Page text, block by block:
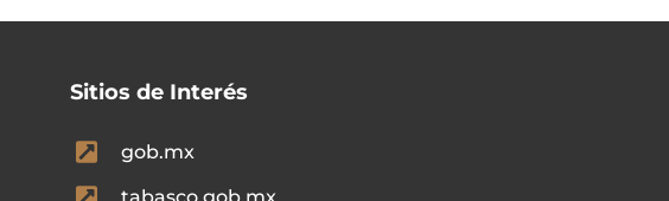
Sitios de Interés
gob.mx